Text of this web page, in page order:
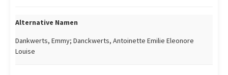
Alternative Namen
Dankwerts, Emmy; Danckwerts, Antoinette Emilie Eleonore
Louise